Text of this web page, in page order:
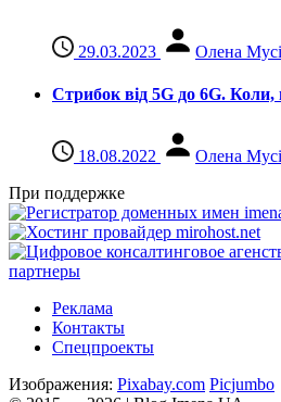
29.03.2023 Олена
Стрибок від 5G до 6G.
18.08.2022
Олена
При поддержке
Реклама
Контакты
Спецпроекты
Изображения: Pixabay.com Picjumbo